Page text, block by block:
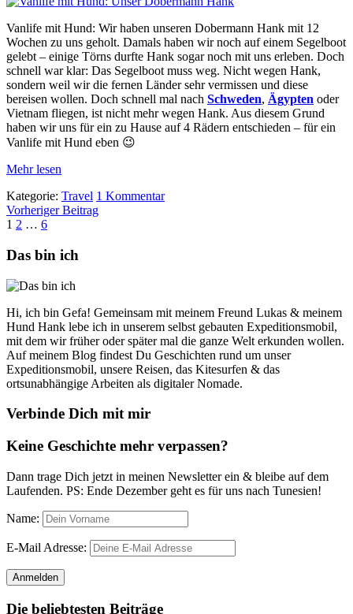
Vanlife mit Hund: Wir haben unseren Dobermann Hank mit 12
Wochen zu uns geholt. Damals haben wir noch auf einem Segelboot
gelebt – einige Törns durfte Hank sogar noch mit uns erleben. Doch
schnell war klar: Das Segelboot muss weg. Nicht wegen Hank,
sondern weil wir die fernen Länder sehr vermissen und diese
bereisen wollen. Doch schnell mal nach Schweden, Ägypten oder
Vietnam fliegen, ist nicht mehr wegen Hank. Aus diesem Grund
haben wir uns für ein zu Hause auf 4 Rädern entschieden – für ein
Vanlife mit Hund eben 😉
Mehr lesen
Kategorie: Travel 1 Kommentar
Vorheriger Beitrag
Beitragsnavigation
1 2 … 6
Das bin ich
Hi, ich bin Gefa! Gemeinsam mit meinem Freund Lukas & meinem
Hund Hank lebe ich in unserem selbst gebauten Expeditionsmobil,
mit dem wir früher oder später mal die ganze Welt erkunden wollen.
Auf meinem Blog findest Du Geschichten rund um unser
Expeditionsmobil, unsere Reisen, das Kitesurfen & das
ortsunabhängige Arbeiten als digitaler Nomade.
Verbinde Dich mit mir
Keine Geschichte mehr verpassen?
Dann trage Dich jetzt in meinen Newsletter ein & bleibe auf dem
Laufenden. PS: Ende Dezember geht es für uns nach Tunesien!
Name:
E-Mail Adresse:
Die beliebtesten Beiträge